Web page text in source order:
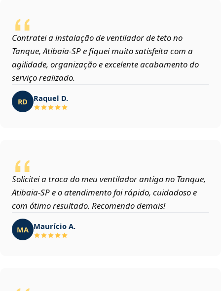
Contratei a instalação de ventilador de teto no
Tanque, Atibaia‑SP e fiquei muito satisfeita com a
agilidade, organização e excelente acabamento do
serviço realizado.
RD Raquel D.
Solicitei a troca do meu ventilador antigo no Tanque,
Atibaia‑SP e o atendimento foi rápido, cuidadoso e
com ótimo resultado. Recomendo demais!
MA Maurício A.